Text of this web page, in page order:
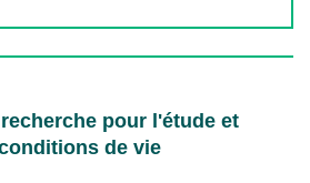
pour l'étude et
de vie